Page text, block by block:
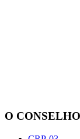
O CONSELHO